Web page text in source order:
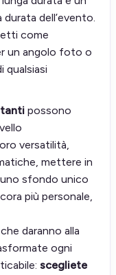
dell’evento.
come
un angolo foto o
qualsiasi
possono
versatilità,
mettere in
sfondo unico
più personale,
daranno alla
ogni
scegliete